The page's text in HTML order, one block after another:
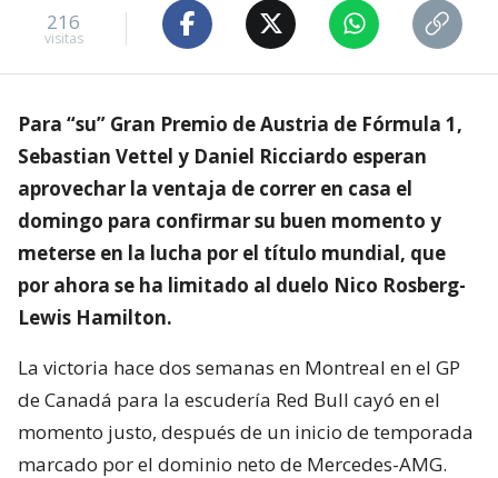
216
visitas
Para “su” Gran Premio de Austria de Fórmula 1,
Sebastian Vettel y Daniel Ricciardo esperan
aprovechar la ventaja de correr en casa el
domingo para confirmar su buen momento y
meterse en la lucha por el título mundial, que
por ahora se ha limitado al duelo Nico Rosberg-
Lewis Hamilton.
La victoria hace dos semanas en Montreal en el GP
de Canadá para la escudería Red Bull cayó en el
momento justo, después de un inicio de temporada
marcado por el dominio neto de Mercedes-AMG.